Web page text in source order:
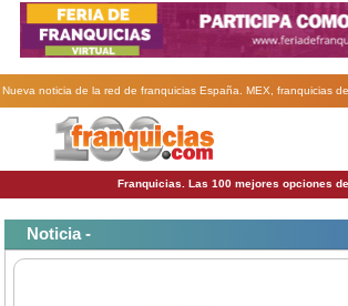
Nueva noticia de la red de franquicias España. MEX, franquicias
Franquicias. Las 100 mejores opciones
Noticia -